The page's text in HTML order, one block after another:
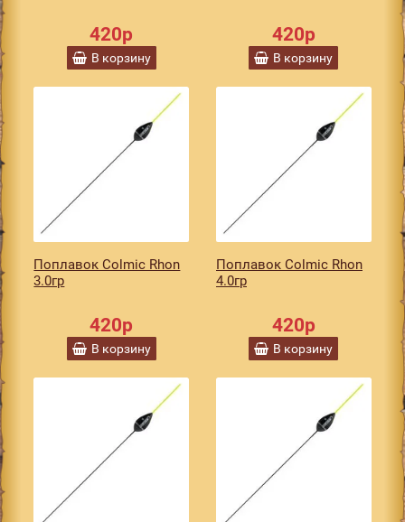
420р
В корзину
420р
В корзину
Поплавок Colmic Rhon
3.0гр
420р
В корзину
Поплавок Colmic Rhon
4.0гр
420р
В корзину